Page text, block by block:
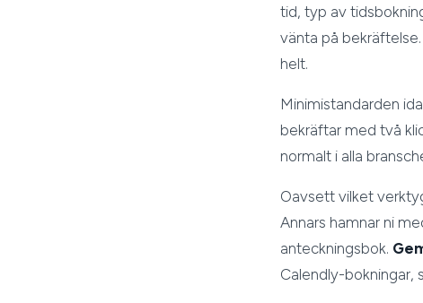
tid, typ av
vänta på
helt.
Minimistandarden
bekräftar med två
normalt i alla
Oavsett vilket
Annars hamnar ni
anteckningsbok.
Calendly-bokningar,